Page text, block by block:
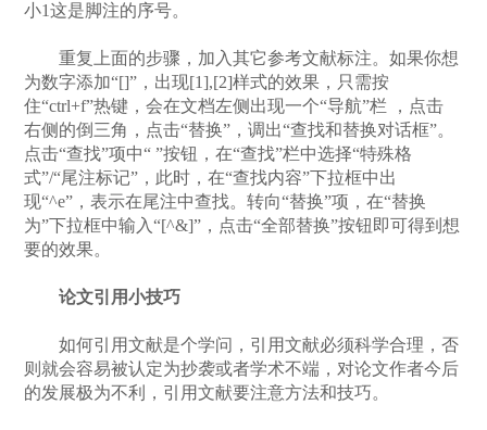
小1这是脚注的序号。
重复上面的步骤，加入其它参考文献标注。如果你想
为数字添加“[]”，出现[1],[2]样式的效果，只需按
住“ctrl+f”热键，会在文档左侧出现一个“导航”栏 ，点击
右侧的倒三角，点击“替换”，调出“查找和替换对话框”。
点击“查找”项中“ ”按钮，在“查找”栏中选择“特殊格
式”/“尾注标记”，此时，在“查找内容”下拉框中出
现“^e”，表示在尾注中查找。转向“替换”项，在“替换
为”下拉框中输入“[^&]”，点击“全部替换”按钮即可得到想
要的效果。
论文引用小技巧
如何引用文献是个学问，引用文献必须科学合理，否
则就会容易被认定为抄袭或者学术不端，对论文作者今后
的发展极为不利，引用文献要注意方法和技巧。